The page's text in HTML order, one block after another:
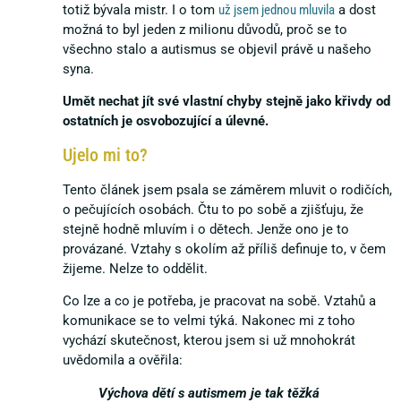
totiž bývala mistr. I o tom už jsem jednou mluvila a dost
možná to byl jeden z milionu důvodů, proč se to
všechno stalo a autismus se objevil právě u našeho
syna.
Umět nechat jít své vlastní chyby stejně jako křivdy od
ostatních je osvobozující a úlevné.
Ujelo mi to?
Tento článek jsem psala se záměrem mluvit o rodičích,
o pečujících osobách. Čtu to po sobě a zjišťuju, že
stejně hodně mluvím i o dětech. Jenže ono je to
provázané. Vztahy s okolím až příliš definuje to, v čem
žijeme. Nelze to oddělit.
Co lze a co je potřeba, je pracovat na sobě. Vztahů a
komunikace se to velmi týká. Nakonec mi z toho
vychází skutečnost, kterou jsem si už mnohokrát
uvědomila a ověřila:
Výchova dětí s autismem je tak těžká